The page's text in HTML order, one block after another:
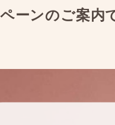
ーンのご案内